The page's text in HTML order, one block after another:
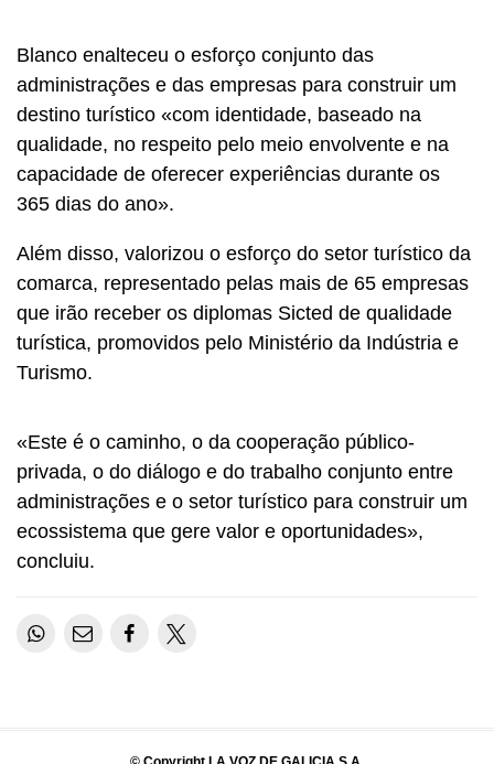
Blanco enalteceu o esforço conjunto das
administrações e das empresas para construir um
destino turístico «com identidade, baseado na
qualidade, no respeito pelo meio envolvente e na
capacidade de oferecer experiências durante os
365 dias do ano».
Além disso, valorizou o esforço do setor turístico da
comarca, representado pelas mais de 65 empresas
que irão receber os diplomas Sicted de qualidade
turística, promovidos pelo Ministério da Indústria e
Turismo.
«Este é o caminho, o da cooperação público-
privada, o do diálogo e do trabalho conjunto entre
administrações e o setor turístico para construir um
ecossistema que gere valor e oportunidades»,
concluiu.